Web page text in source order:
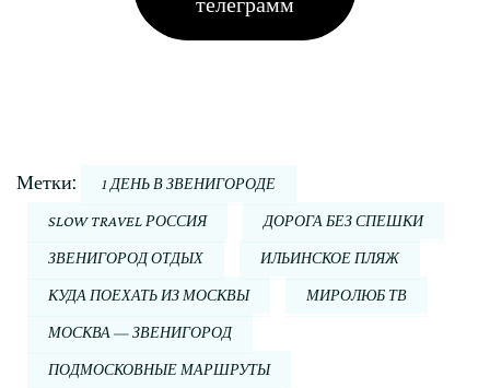
Метки: 1 ДЕНЬ В ЗВЕНИГОРОДЕ
SLOW TRAVEL РОССИЯ ДОРОГА БЕЗ СПЕШКИ
ЗВЕНИГОРОД ОТДЫХ ИЛЬИНСКОЕ ПЛЯЖ
КУДА ПОЕХАТЬ ИЗ МОСКВЫ МИРОЛЮБ ТВ
МОСКВА — ЗВЕНИГОРОД
ПОДМОСКОВНЫЕ МАРШРУТЫ